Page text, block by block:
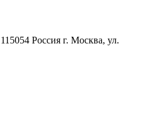
115054 Россия г. Москва, ул.